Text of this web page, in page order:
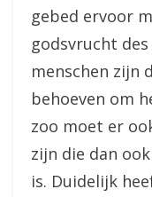
gebed ervoor
godsvrucht
menschen zijn
behoeven om
zoo moet er
zijn die dan
is. Duidelijk